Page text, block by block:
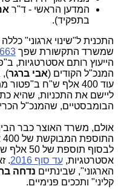
המדען הראשי - ד"ר
בתפקיד).
התכנית ל"שינוי ארגוני"
שמשרד התקשורת שפך 663 אלף ש"ח
הייעוץ רותם אסטרטגיות,
המנכ"ל הקודים (אבי ברגר),
עוד 400 אלף ש"ח
ליישם את התכניות, שהיא
הבומבסטיים, שהמנכ"ל
אולם, משרד האוצר כבר
לבסוף
אסטרטגיות, עד סוף 2016
.
הארגוני", שבינתיים נדחה
קליני" ותככים פנימיים.